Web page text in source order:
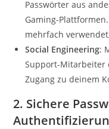
Passwörter aus
Gaming-
mehrfach
Social Engineering:
Support-Mitarbeiter
Zugang zu deinem
2. Sichere